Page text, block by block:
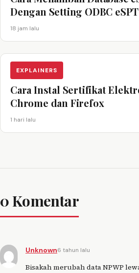
Dengan Setting ODBC eSPT
18 jam lalu
EXPLAINERS
Cara Instal Sertifikat
Chrome dan Firefox
1 hari lalu
0 Komentar
Unknown6 tahun lalu
Bisakah merubah data NPWP